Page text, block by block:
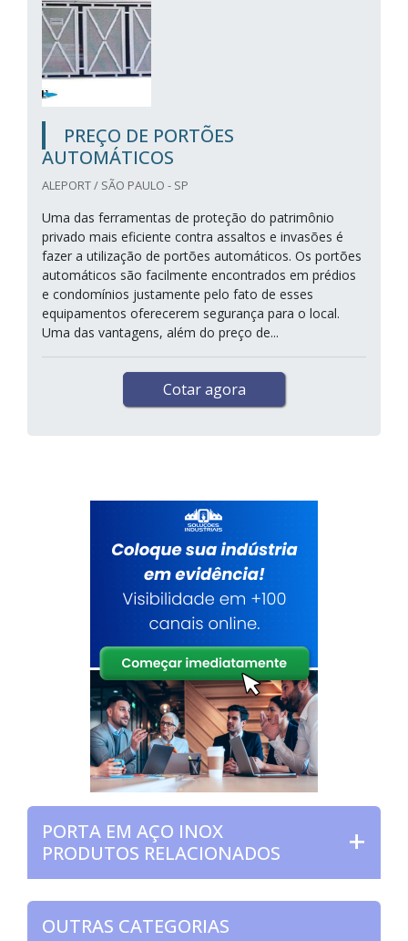
PREÇO DE PORTÕES
AUTOMÁTICOS
ALEPORT / SÃO PAULO - SP
Uma das ferramentas de proteção do patrimônio
privado mais eficiente contra assaltos e invasões é
fazer a utilização de portões automáticos. Os portões
automáticos são facilmente encontrados em prédios
e condomínios justamente pelo fato de esses
equipamentos oferecerem segurança para o local.
Uma das vantagens, além do preço de...
Cotar agora
PORTA EM AÇO INOX
PRODUTOS RELACIONADOS
OUTRAS CATEGORIAS